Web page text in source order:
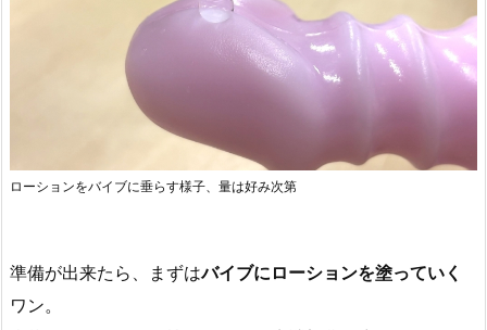
ローションをバイブに垂らす様子、量は好み次第
準備が出来たら、まずはバイブにローションを塗っていく
ワン。